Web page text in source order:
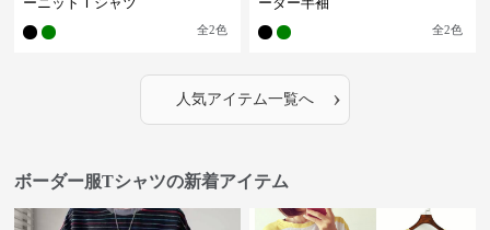
全2色 全2色
人気アイテム一覧へ ›
ボーダー服Tシャツの新着アイテム